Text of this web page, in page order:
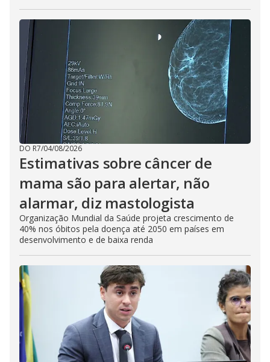
DO R7/04/08/2026
Estimativas sobre câncer de
mama são para alertar, não
alarmar, diz mastologista
Organização Mundial da Saúde projeta crescimento de
40% nos óbitos pela doença até 2050 em países em
desenvolvimento e de baixa renda